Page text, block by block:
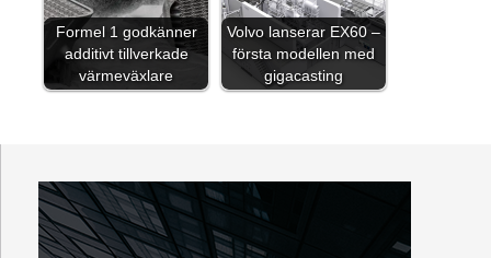
Formel 1 godkänner
additivt tillverkade
värmeväxlare
Volvo lanserar EX60 –
första modellen med
gigacasting